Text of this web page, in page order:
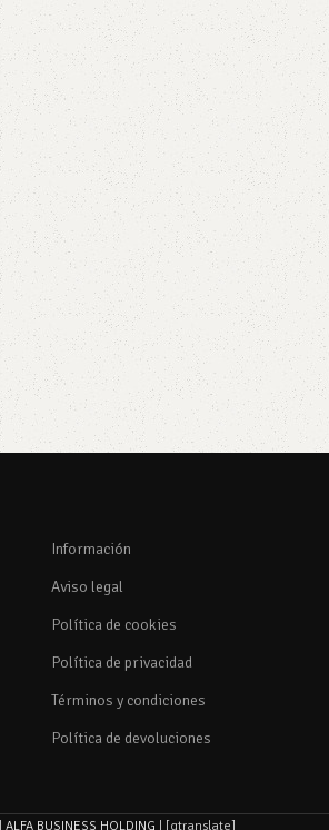
Información
Aviso legal
Política de cookies
Política de privacidad
Términos y condiciones
Política de devoluciones
ALFA BUSINESS HOLDING | [gtranslate]